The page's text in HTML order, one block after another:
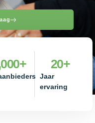
+
Jaar
ervaring
20+